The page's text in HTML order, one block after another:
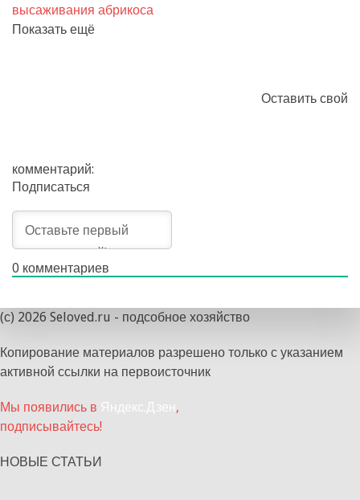
высаживания абрикоса
Показать ещё
Оставить свой
комментарий:
Подписаться
0 комментариев
(с) 2026 Seloved.ru - подсобное хозяйство
Копирование материалов разрешено только с указанием
активной ссылки на первоисточник
Мы появились в Яндекс.Дзен,
подписывайтесь!
НОВЫЕ СТАТЬИ